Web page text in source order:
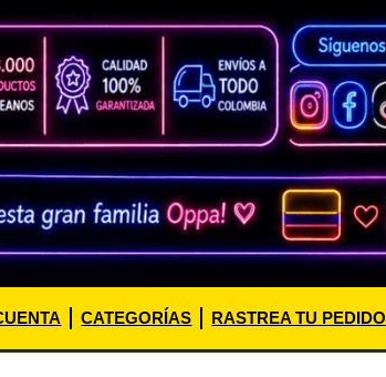
CATEGORÍAS RASTREA TU PEDIDO